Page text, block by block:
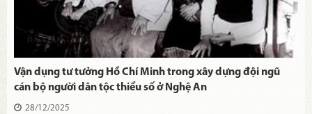
Vận dụng tư tưởng Hồ Chí Minh trong xây dựng đội ngũ
cán bộ người dân tộc thiểu số ở Nghệ An
28/12/2025